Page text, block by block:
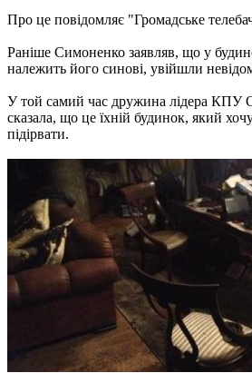
Про це повідомляє "Громадське
Раніше Симоненко заявляв, що у
належить його синові, увійшли
У той самий час дружина лідера КПУ
сказала, що це їхній будинок, який
підірвати.